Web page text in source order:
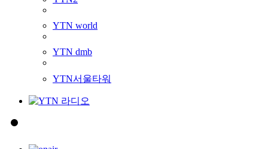
YTN world
YTN dmb
YTN서울타워